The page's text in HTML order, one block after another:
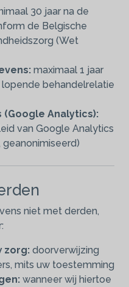
30 jaar na de
de Belgische
(Wet
maximaal 1 jaar
behandelrelatie
Analytics):
van Google Analytics
geanonimiseerd)
niet met derden,
zorg: doorverwijzing
mits uw toestemming
wanneer wij hiertoe